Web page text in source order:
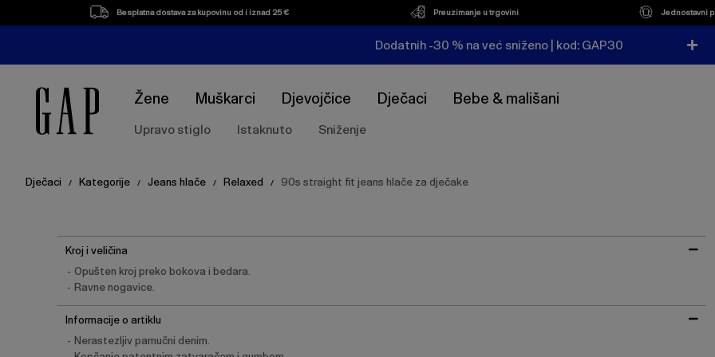
Besplatna dostava za kupovinu od i iznad 25 € Preuzimanje u trgovini Jednostavni
Dodatnih -30 % na već sniženo | kod: GAP30
Žene Muškarci Djevojčice Dječaci Bebe & mališani
Upravo stiglo Istaknuto Sniženje
Dječaci / Kategorije / Jeans hlače / Relaxed / 90s straight fit jeans hlače za dječake
Kroj i veličina
Opušten kroj preko bokova i bedara.
Ravne nogavice.
Informacije o artiklu
Nerastezljiv pamučni denim.